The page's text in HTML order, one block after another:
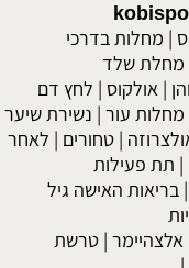
| מחלות בדרכי
מחלת שלד
| אולקוס | לחץ דם
מחלות עור | נשירת שיער
|טחורים | לאחר
| תת פעילות
| בריאות האישה גיל
אלצהיימר |טרשת